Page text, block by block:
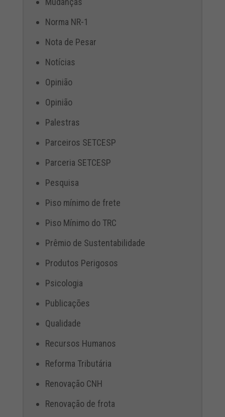
Norma NR-1
Nota de Pesar
Notícias
Opinião
Opinião
Palestras
Parceiros SETCESP
Parceria SETCESP
Pesquisa
Piso mínimo de frete
Piso Mínimo do TRC
Prêmio de Sustentabilidade
Produtos Perigosos
Psicologia
Publicações
Qualidade
Recursos Humanos
Reforma Tributária
Renovação CNH
Renovação de frota